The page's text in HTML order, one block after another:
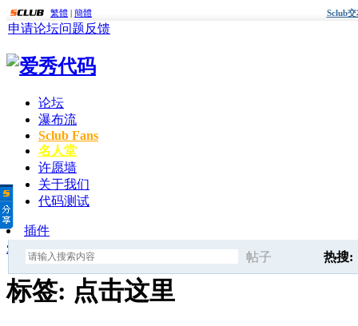
繁體 | 簡體 Sclub
申请论坛问题反馈
论坛
瀑布流
Sclub Fans
名人堂
许愿墙
关于我们
代码测试
插件
帖子
热搜:
爱秀代码
标签: 点击这里